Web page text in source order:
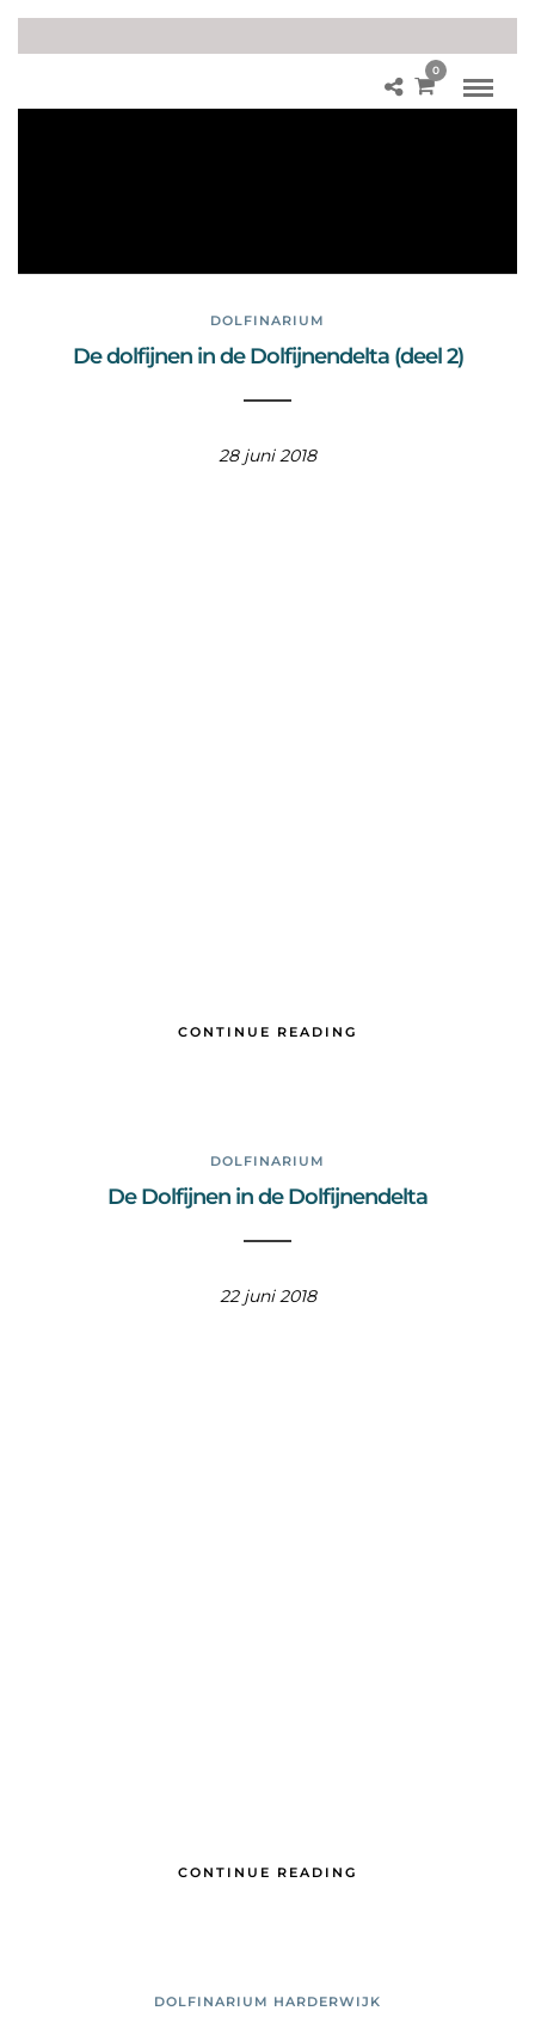
0
DOLFINARIUM
De dolfijnen in de Dolfijnendelta (deel 2)
28 juni 2018
CONTINUE READING
DOLFINARIUM
De Dolfijnen in de Dolfijnendelta
22 juni 2018
CONTINUE READING
DOLFINARIUM HARDERWIJK